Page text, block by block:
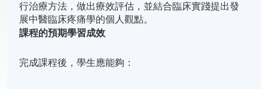
行治療方法，做出療效評估，並結合臨床實踐提出發
展中醫臨床疼痛學的個人觀點。
課程的預期學習成效
完成課程後，學生應能夠：